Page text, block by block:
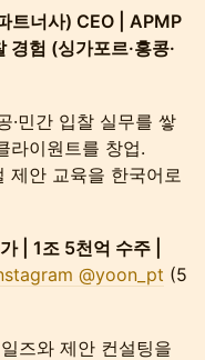
트너사) CEO | APMP
험 (싱가포르·홍콩·
·민간 입찰 실무를 쌓
라이원트를 창업.
제안 교육을 한국어로
| 1조 5천억 수주 |
@yoon_pt (5
즈와 제안 컨설팅을